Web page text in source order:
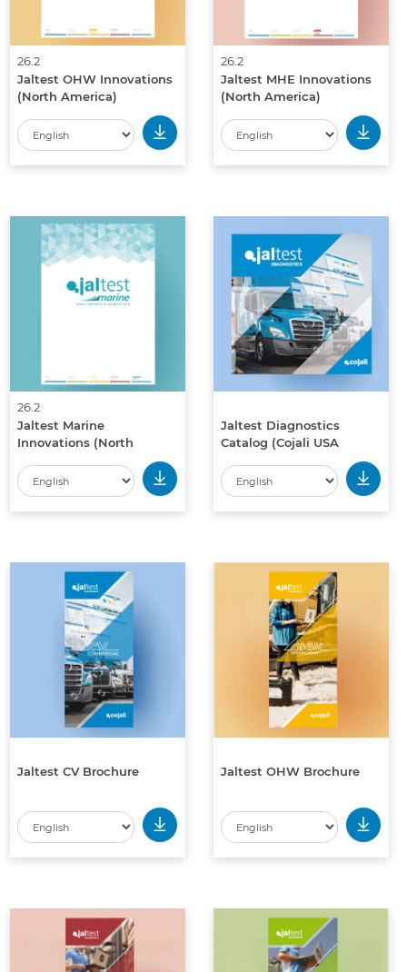
26.2
Jaltest OHW Innovations
(North America)
26.2
Jaltest MHE Innovations
(North America)
26.2
Jaltest Marine
Innovations (North
Jaltest Diagnostics
Catalog (Cojali USA
Jaltest CV Brochure Jaltest OHW Brochure